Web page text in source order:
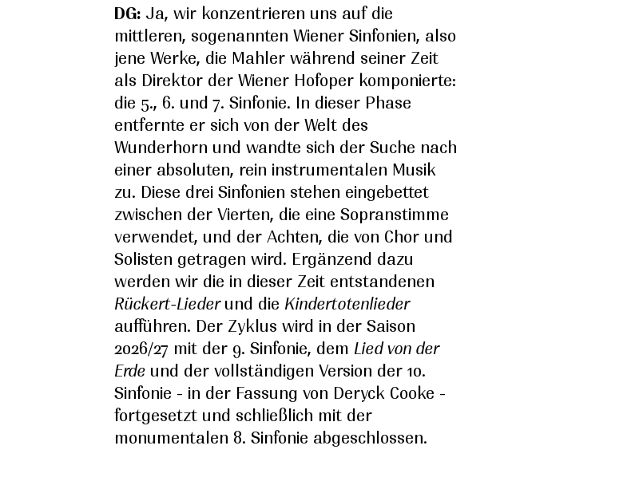
DG: Ja, wir konzentrieren uns auf die
mittleren, sogenannten Wiener Sinfonien, also
jene Werke, die Mahler während seiner Zeit
als Direktor der Wiener Hofoper komponierte:
die 5., 6. und 7. Sinfonie. In dieser Phase
entfernte er sich von der Welt des
Wunderhorn und wandte sich der Suche nach
einer absoluten, rein instrumentalen Musik
zu. Diese drei Sinfonien stehen eingebettet
zwischen der Vierten, die eine Sopranstimme
verwendet, und der Achten, die von Chor und
Solisten getragen wird. Ergänzend dazu
werden wir die in dieser Zeit entstandenen
Rückert-Liederund die Kindertotenlieder
aufführen. Der Zyklus wird in der Saison
2026/27 mit der 9. Sinfonie, dem Lied von der
Erde und der vollständigen Version der 10.
Sinfonie - in der Fassung von Deryck Cooke -
fortgesetzt und schließlich mit der
monumentalen 8. Sinfonie abgeschlossen.